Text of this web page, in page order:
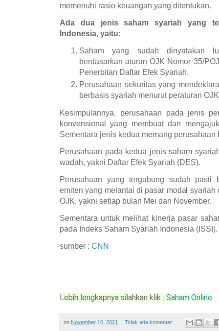
memenuhi rasio keuangan yang ditentukan.
Ada dua jenis saham syariah yang
Indonesia, yaitu:
Saham yang sudah dinyatakan
berdasarkan aturan OJK Nomor 35/
Penerbitan Daftar Efek Syariah.
Perusahaan sekuritas yang
berbasis syariah menurut peraturan
Kesimpulannya, perusahaan pada jenis
konvensional yang membuat dan
Sementara jenis kedua memang perusahaan
Perusahaan pada kedua jenis saham
wadah, yakni Daftar Efek Syariah (DES).
Perusahaan yang tergabung sudah pasti
emiten yang melantai di pasar modal
OJK, yakni setiap bulan Mei dan November.
Sementara untuk melihat kinerja pasar
pada Indeks Saham Syariah Indonesia (ISSI).
sumber : CNN
Lebih lengkapnya silahkan klik : Saham Online
on November 10, 2021 Tidak ada komentar: